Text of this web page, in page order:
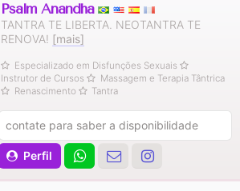
Psalm Anandha
TANTRA TE LIBERTA. NEOTANTRA TE
RENOVA! [mais]
Especializado em Disfunções Sexuais
Instrutor de Cursos
Massagem e Terapia Tântrica
Renascimento
Tantra
Perfil
contate para saber a disponibilidade